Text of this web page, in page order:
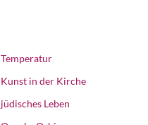
Temperatur
Kunst in der Kirche
jüdisches Leben